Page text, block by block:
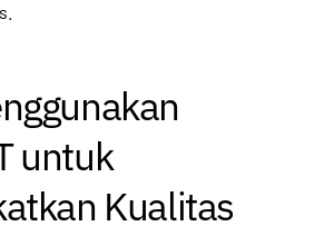
untuk
Kualitas